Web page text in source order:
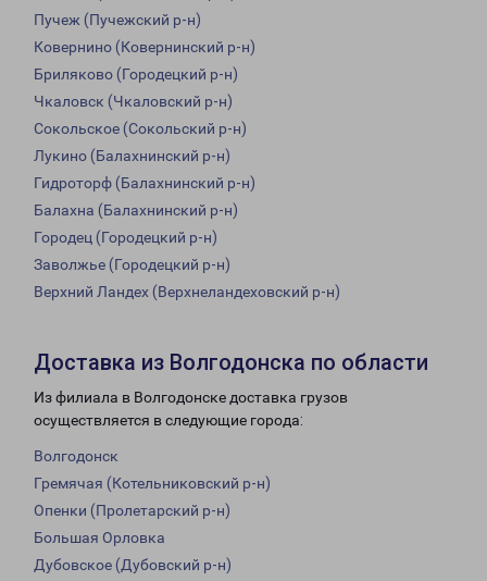
Пучеж (Пучежский р-н)
Ковернино (Ковернинский р-н)
Бриляково (Городецкий р-н)
Чкаловск (Чкаловский р-н)
Сокольское (Сокольский р-н)
Лукино (Балахнинский р-н)
Гидроторф (Балахнинский р-н)
Балахна (Балахнинский р-н)
Городец (Городецкий р-н)
Заволжье (Городецкий р-н)
Верхний Ландех (Верхнеландеховский р-н)
Доставка из Волгодонска по области
Из филиала в Волгодонске доставка грузов
осуществляется в следующие города:
Волгодонск
Гремячая (Котельниковский р-н)
Опенки (Пролетарский р-н)
Большая Орловка
Дубовское (Дубовский р-н)